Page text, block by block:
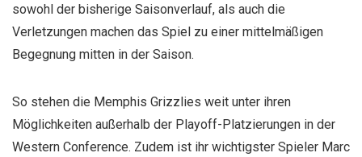
sowohl der bisherige Saisonverlauf, als auch die
Verletzungen machen das Spiel zu einer mittelmäßigen
Begegnung mitten in der Saison.
So stehen die Memphis Grizzlies weit unter ihren
Möglichkeiten außerhalb der Playoff-Platzierungen in der
Western Conference. Zudem ist ihr wichtigster Spieler Marc